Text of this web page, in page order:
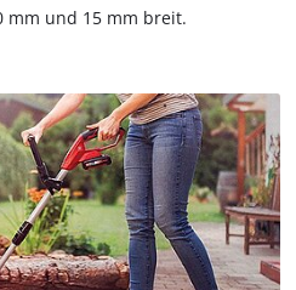
mm und 15 mm breit.